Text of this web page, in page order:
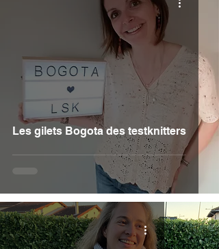
Les gilets Bogota des testknitters